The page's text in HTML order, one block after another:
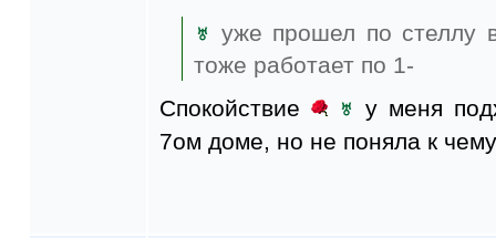
уже прошел по стеллу
тоже работает по 1-
Спокойствие
у меня
7ом доме, но не поняла к